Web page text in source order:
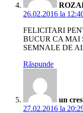
26.02.2016 la
FELICITARI
BUCUR CA MAI
SEMNALE DE
Răspunde
un
27.02.2016 la